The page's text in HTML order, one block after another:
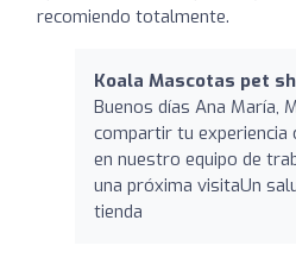
recomiendo totalmente.
Koala Mascotas pet
Buenos días Ana María,
compartir tu
en nuestro equipo de
una próxima visitaUn
tienda